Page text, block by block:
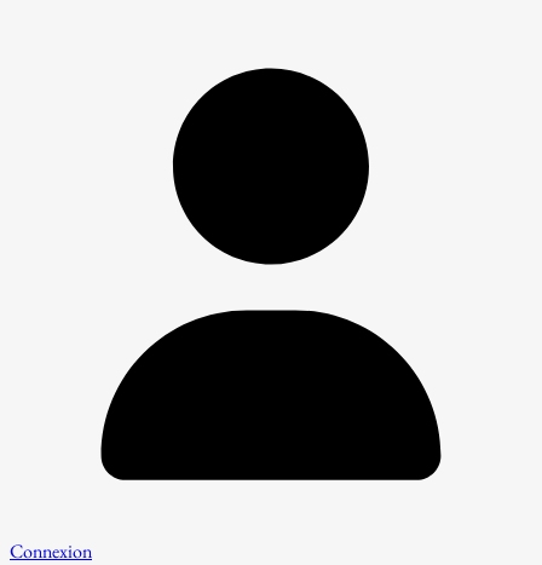
Connexion